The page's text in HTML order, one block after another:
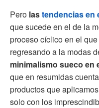
Pero lastendencias en
que sucede en el de la
proceso cíclico en el
regresando a la modas
minimalismo sueco en
que en resumidas
productos que
solo con los